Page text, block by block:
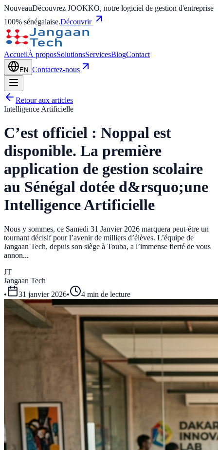
NouveauDécouvrez JOOKKO, notre logiciel de gestion d'entreprise
100% sénégalaise.Découvrir
AccueilÀ proposSolutionsServicesBlogContact
EN Contactez-nous
Retour aux articles
Intelligence Artificielle
C’est officiel : Noppal est
disponible. La première
application de gestion scolaire
au Sénégal dotée d&rsquo;une
Intelligence Artificielle
Nous y sommes, ce Samedi 31 Janvier 2026 marquera peut-être un
tournant décisif pour l’avenir de milliers d’élèves. L’équipe de
Jangaan Tech, depuis son siège à Touba, a l’immense fierté de vous
annon...
JT
Jangaan Tech
•
31 janvier 2026• 4 min de lecture